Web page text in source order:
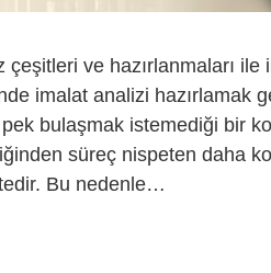
çeşitleri ve hazırlanmaları
imalat analizi hazırlamak
bulaşmak istemediği bir
süreç nispeten daha
Bu nedenle…